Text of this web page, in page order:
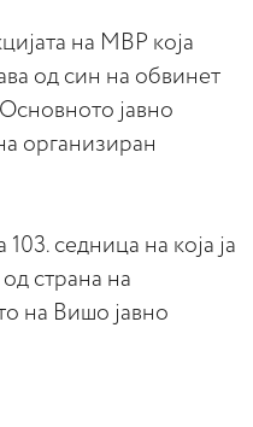
на МВР која
од син на обвинет
јавно
организиран
седница на која ја
страна на
на Вишо јавно